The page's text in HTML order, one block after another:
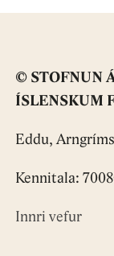
© STOFNUN
ÍSLENSKUM
Eddu,
Kennitala:
Innri vefur